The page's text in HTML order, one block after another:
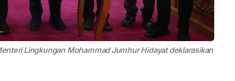
Lingkungan Mohammad Jumhur Hidayat deklarasikan